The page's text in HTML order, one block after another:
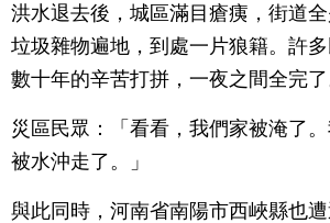
洪水退去後，城區滿目瘡痍，街道全
垃圾雜物遍地，到處一片狼籍。許
數十年的辛苦打拼，一夜之間全完了
災區民眾：「看看，我們家被淹了。
被水沖走了。」
與此同時，河南省南陽市西峽縣也遭